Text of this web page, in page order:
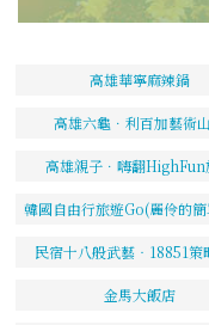
高雄華寧麻辣鍋
高雄六龜．利百加藝術
高雄親子．嗨翻HighFun
韓國自由行旅遊Go(麗伶的
民宿十八般武藝‧18851策
金馬大飯店